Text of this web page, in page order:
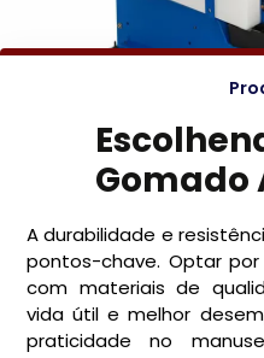
Gomado
A durabilidade e
pontos-chave. Optar
com materiais de
vida útil e melhor
praticidade no